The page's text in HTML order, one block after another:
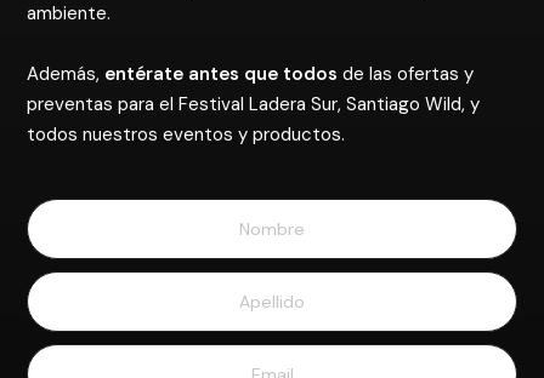
ambiente.
Además, entérate antes que todos de las ofertas y
preventas para el Festival Ladera Sur, Santiago Wild, y
todos nuestros eventos y productos.